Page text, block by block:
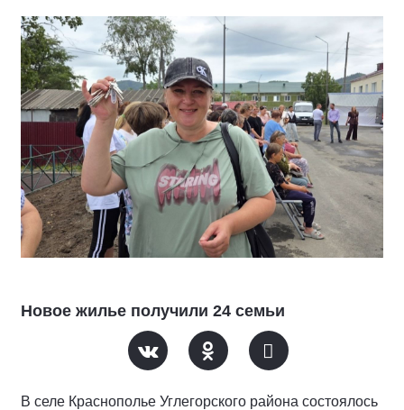
Новое жилье получили 24 семьи
В селе Краснополье Углегорского района состоялось